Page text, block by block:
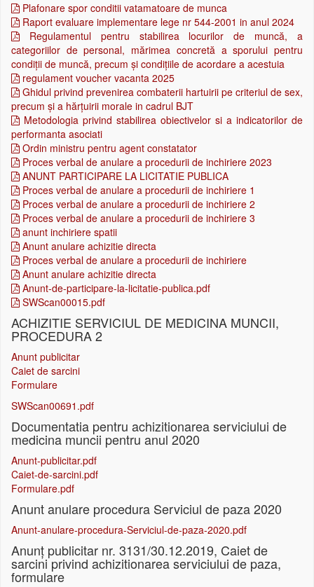
Plafonare spor conditii vatamatoare de munca
Raport evaluare implementare lege nr 544-2001 in anul 2024
Regulamentul pentru stabilirea locurilor de muncă, a
categoriilor de personal, mărimea concretă a sporului pentru
condiții de muncă, precum și condițiile de acordare a acestuia
regulament voucher vacanta 2025
Ghidul privind prevenirea combaterii hartuirii pe criteriul de sex,
precum și a hărțuirii morale in cadrul BJT
Metodologia privind stabilirea obiectivelor si a indicatorilor de
performanta asociati
Ordin ministru pentru agent constatator
Proces verbal de anulare a procedurii de inchiriere 2023
ANUNT PARTICIPARE LA LICITATIE PUBLICA
Proces verbal de anulare a procedurii de inchiriere 1
Proces verbal de anulare a procedurii de inchiriere 2
Proces verbal de anulare a procedurii de inchiriere 3
anunt inchiriere spatii
Anunt anulare achizitie directa
Proces verbal de anulare a procedurii de inchiriere
Anunt anulare achizitie directa
Anunt-de-participare-la-licitatie-publica.pdf
SWScan00015.pdf
ACHIZITIE SERVICIUL DE MEDICINA MUNCII,
PROCEDURA 2
Anunt publicitar
Caiet de sarcini
Formulare
SWScan00691.pdf
Documentatia pentru achizitionarea serviciului de
medicina muncii pentru anul 2020
Anunt-publicitar.pdf
Caiet-de-sarcini.pdf
Formulare.pdf
Anunt anulare procedura Serviciul de paza 2020
Anunt-anulare-procedura-Serviciul-de-paza-2020.pdf
Anunț publicitar nr. 3131/30.12.2019, Caiet de
sarcini privind achizitionarea serviciului de paza,
formulare